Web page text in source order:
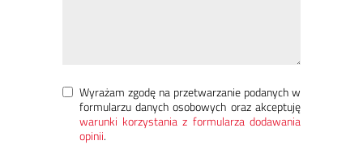
Wyrażam zgodę na przetwarzanie podanych w
formularzu danych osobowych oraz akceptuję
warunki korzystania z formularza dodawania
opinii.